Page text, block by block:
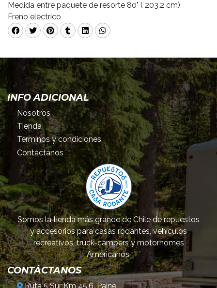
Medida entre paquete de resorte 80" ( 203.2 cm)
Freno eléctrico
INFO ADICIONAL
Nosotros
Tienda
Términos y condiciones
Contáctanos
Somos la tienda más grande de Chile de repuestos
y accesorios para casas rodantes, vehículos
recreativos, truck-campers y motorhomes
Americanos.
CONTÁCTANOS
Ruta 5 Sur Km 45.6, Paine